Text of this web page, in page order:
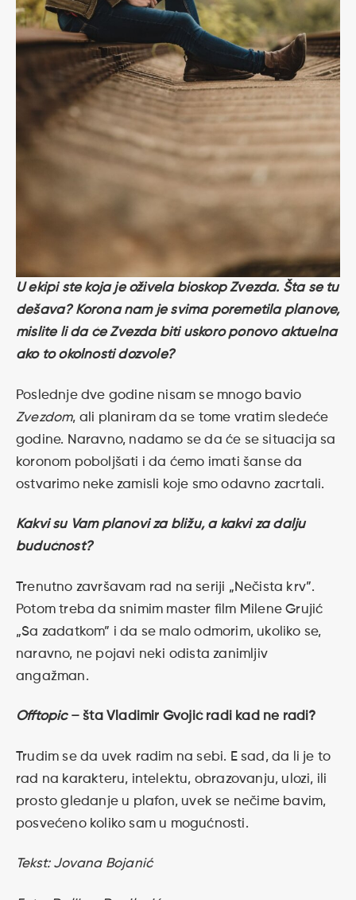
U ekipi ste koja je oživela bioskop Zvezda. Šta se tu
dešava? Korona nam je svima poremetila planove,
mislite li da će Zvezda biti uskoro ponovo aktuelna
ako to okolnosti dozvole?
Poslednje dve godine nisam se mnogo bavio
Zvezdom, ali planiram da se tome vratim sledeće
godine. Naravno, nadamo se da će se situacija sa
koronom poboljšati i da ćemo imati šanse da
ostvarimo neke zamisli koje smo odavno zacrtali.
Kakvi su Vam planovi za bližu, a kakvi za dalju
budućnost?
Trenutno završavam rad na seriji „Nečista krv”.
Potom treba da snimim master film Milene Grujić
„Sa zadatkom” i da se malo odmorim, ukoliko se,
naravno, ne pojavi neki odista zanimljiv
angažman.
Offtopic – šta Vladimir Gvojić radi kad ne radi?
Trudim se da uvek radim na sebi. E sad, da li je to
rad na karakteru, intelektu, obrazovanju, ulozi, ili
prosto gledanje u plafon, uvek se nečime bavim,
posvećeno koliko sam u mogućnosti.
Tekst: Jovana Bojanić